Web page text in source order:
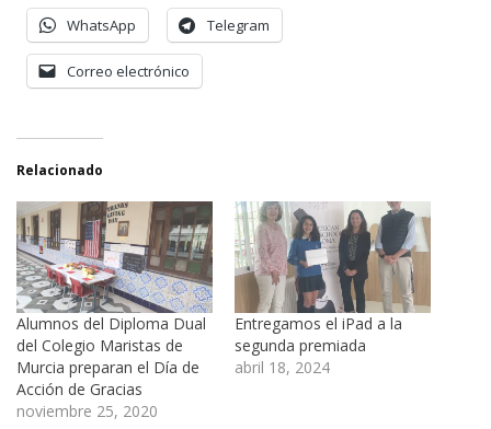
WhatsApp Telegram
Correo electrónico
Relacionado
Alumnos del Diploma Dual
del Colegio Maristas de
Murcia preparan el Día de
Acción de Gracias
noviembre 25, 2020
Entregamos el iPad a la
segunda premiada
abril 18, 2024